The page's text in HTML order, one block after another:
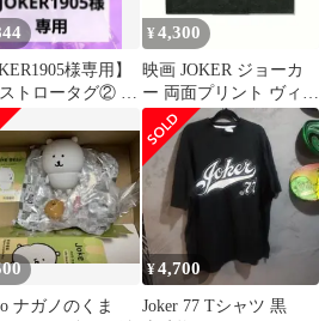
様専用】
トロータグ② ア
チャーム
¥4,300
映画 JOKER ジョーカ
ー 両面プリント ヴィン
テージ加工 Tシャツ XL
ナガノのくま
¥4,700
Joker 77 Tシャツ 黒